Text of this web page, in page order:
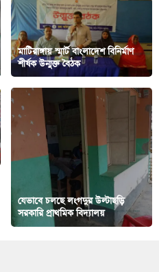
মাটিরাঙ্গায় স্মার্ট বাংলাদেশ বিনির্মাণ
শীর্ষক উন্মুক্ত বৈঠক
যেভাবে চলছে লংগদুর উল্টাছড়ি
সরকারি প্রাথমিক বিদ্যালয়